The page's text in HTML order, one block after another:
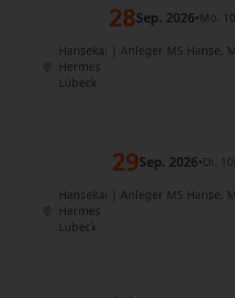
28Sep. 2026•Mo.
Hansekai | Anleger MS Hanse,
Hermes
Lübeck
29Sep. 2026•Di.
Hansekai | Anleger MS Hanse,
Hermes
Lübeck